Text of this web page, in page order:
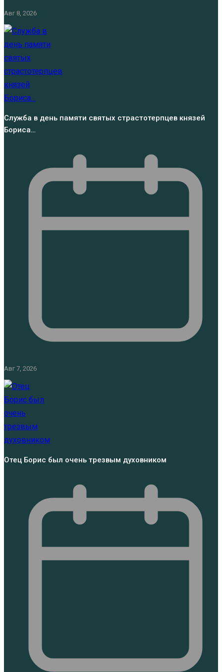
Авг 8, 2026
Служба в день памяти святых страстотерпцев князей
Бориса…
Авг 7, 2026
Отец Борис был очень трезвым духовником